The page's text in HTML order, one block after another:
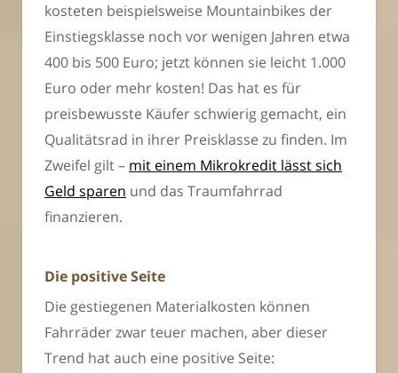
kosteten beispielsweise Mountainbikes der
Einstiegsklasse noch vor wenigen Jahren etwa
400 bis 500 Euro; jetzt können sie leicht 1.000
Euro oder mehr kosten! Das hat es für
preisbewusste Käufer schwierig gemacht, ein
Qualitätsrad in ihrer Preisklasse zu finden. Im
Zweifel gilt – mit einem Mikrokredit lässt sich
Geld sparen und das Traumfahrrad
finanzieren.
Die positive Seite
Die gestiegenen Materialkosten können
Fahrräder zwar teuer machen, aber dieser
Trend hat auch eine positive Seite: